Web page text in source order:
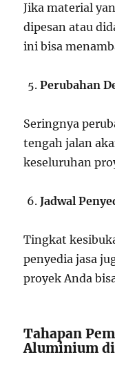
Jika material
dipesan atau
ini bisa
Perubahan
Seringnya
tengah jalan
keseluruhan
Jadwal
Tingkat
penyedia jasa
proyek Anda
Tahapan
Aluminium